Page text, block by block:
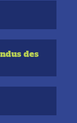
des